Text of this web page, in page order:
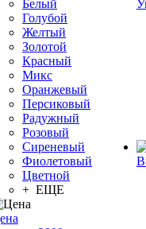
Белый
Голубой
Желтый
Золотой
Красный
Микс
Оранжевый
Персиковый
Радужный
Розовый
Сиреневый
Фиолетовый
Цветной
+ ЕЩЕ